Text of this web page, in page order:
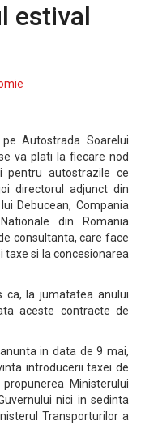
estival
Autostrada Soarelui
va plati la fiecare nod
autostrazile ce
directorul adjunct din
Debucean, Compania
din Romania
consultanta, care face
si la concesionarea
ca, la jumatatea anului
aceste contracte de
in data de 9 mai,
introducerii taxei de
Ministerului
nici in sedinta
Transporturilor a